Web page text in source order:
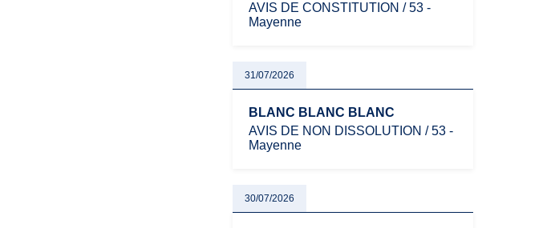
AVIS DE CONSTITUTION / 53 -
Mayenne
31/07/2026
BLANC BLANC BLANC
AVIS DE NON DISSOLUTION / 53 -
Mayenne
30/07/2026